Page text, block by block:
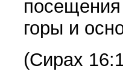
посещения
горы и
(Сирах